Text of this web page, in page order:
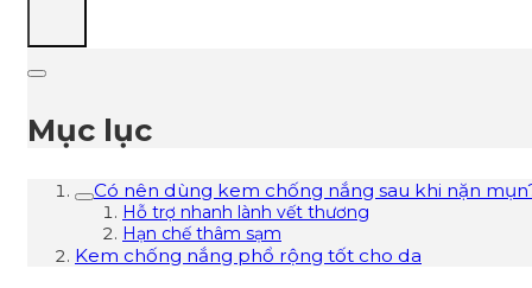
Mục lục
Có nên dùng kem chống nắng sau khi nặn
Hỗ trợ nhanh lành vết thương
Hạn chế thâm sạm
Kem chống nắng phổ rộng tốt cho da